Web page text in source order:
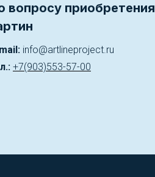
вопросу приобретения
info@artlineproject.ru
+7(903)553-57-00